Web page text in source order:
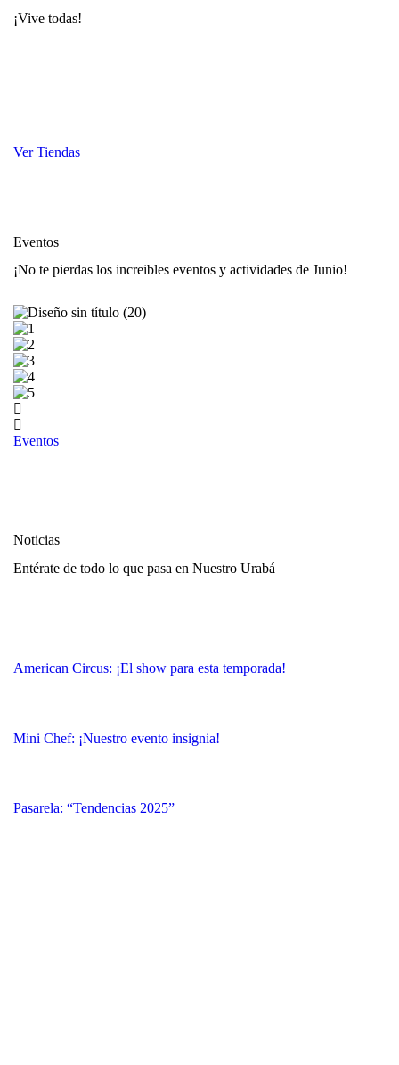
¡Vive todas!
Ver Tiendas
Eventos
¡No te pierdas los increibles eventos y actividades de Junio!
Eventos
Noticias
Entérate de todo lo que pasa en Nuestro Urabá
American Circus: ¡El show para esta temporada!
Mini Chef: ¡Nuestro evento insignia!
Pasarela: “Tendencias 2025”